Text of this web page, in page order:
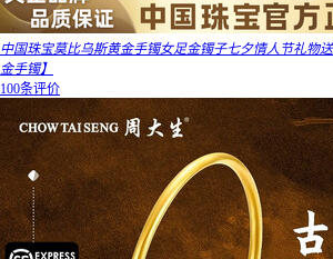
中国珠宝莫比乌斯黄金手镯女足金镯子七夕情人节礼物
金手镯】
100条评价